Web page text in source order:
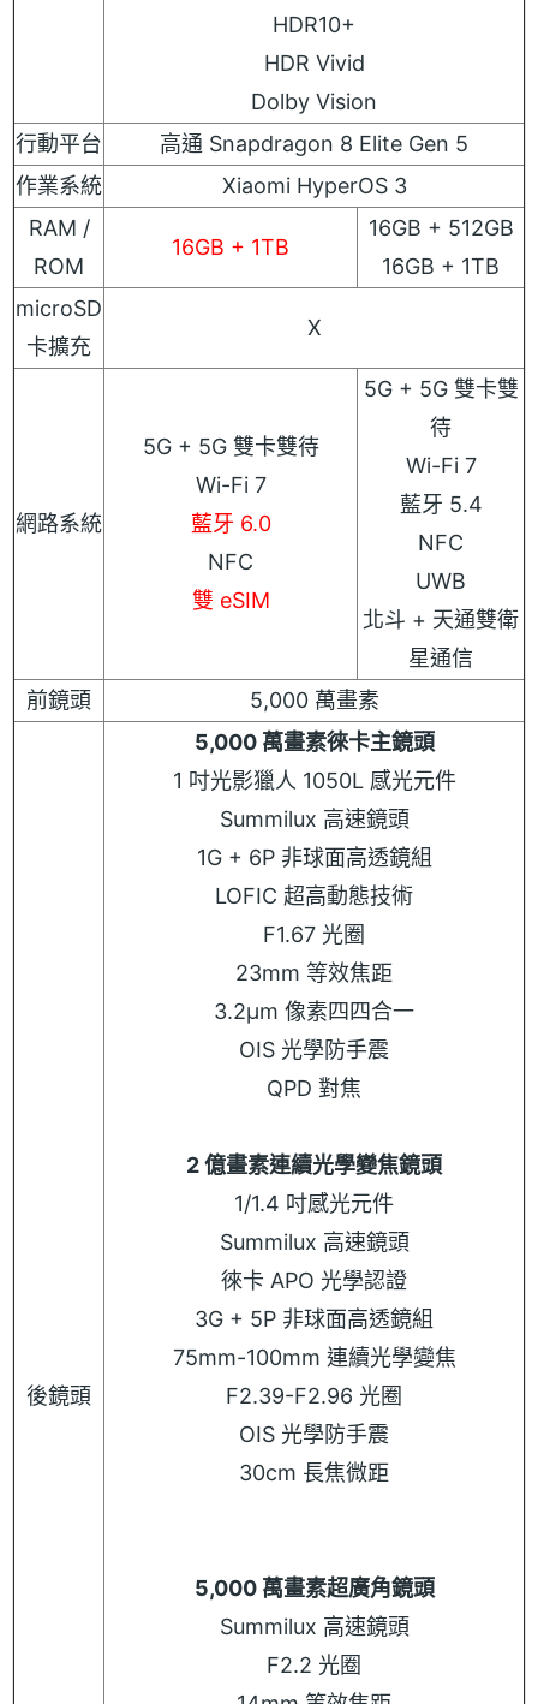
HDR10+
HDR Vivid
Dolby Vision
行動平台
高通 Snapdragon 8 Elite Gen 5
作業系統
Xiaomi HyperOS 3
RAM /
ROM
16GB + 1TB
16GB + 512GB
16GB + 1TB
microSD
卡擴充
X
網路系統
5G + 5G 雙卡雙待
Wi-Fi 7
藍牙 6.0
NFC
雙 eSIM
5G + 5G 雙卡雙
待
Wi-Fi 7
藍牙 5.4
NFC
UWB
北斗 + 天通雙衛
星通信
前鏡頭
5,000 萬畫素
後鏡頭
5,000 萬畫素徠卡主鏡頭
1 吋光影獵人 1050L 感光元件
Summilux 高速鏡頭
1G + 6P 非球面高透鏡組
LOFIC 超高動態技術
F1.67 光圈
23mm 等效焦距
3.2μm 像素四四合一
OIS 光學防手震
QPD 對焦
2 億畫素連續光學變焦鏡頭
1/1.4 吋感光元件
Summilux 高速鏡頭
徠卡 APO 光學認證
3G + 5P 非球面高透鏡組
75mm-100mm 連續光學變焦
F2.39-F2.96 光圈
OIS 光學防手震
30cm 長焦微距
5,000 萬畫素超廣角鏡頭
Summilux 高速鏡頭
F2.2 光圈